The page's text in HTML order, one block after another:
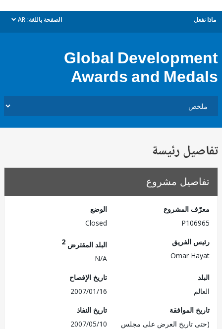
الصفحة باللغة: AR
dropdown
Global
Awards and
رئيسة
مشروع
المشروع
الفريق
Omar
البلد المقترض
تاريخ الإفصاح
2007/01/16
الموافقة
تاريخ العرض على مجلس
تاريخ النفاذ
2007/05/10